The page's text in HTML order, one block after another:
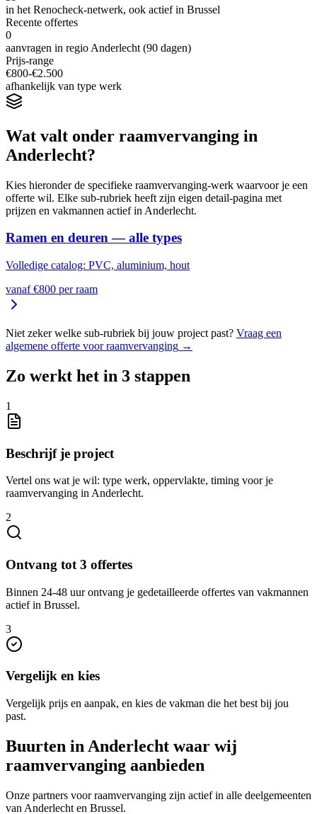
in het Renocheck-netwerk, ook actief in Brussel
Recente offertes
0
aanvragen in regio Anderlecht (90 dagen)
Prijs-range
€800-€2.500
afhankelijk van type werk
Wat valt onder raamvervanging in
Anderlecht?
Kies hieronder de specifieke raamvervanging-werk waarvoor je een
offerte wil. Elke sub-rubriek heeft zijn eigen detail-pagina met
prijzen en vakmannen actief in Anderlecht.
Ramen en deuren — alle types
Volledige catalog: PVC, aluminium, hout
vanaf €800 perraam
Niet zeker welke sub-rubriek bij jouw project past? Vraag een
algemene offerte voorraamvervanging →
Zo werkt het in 3 stappen
1
Beschrijf je project
Vertel ons wat je wil: type werk, oppervlakte, timing voor je
raamvervanging in Anderlecht.
2
Ontvang tot 3 offertes
Binnen 24-48 uur ontvang je gedetailleerde offertes van vakmannen
actief in Brussel.
3
Vergelijk en kies
Vergelijk prijs en aanpak, en kies de vakman die het best bij jou
past.
Buurten in Anderlecht waar wij
raamvervanging aanbieden
Onze partners voorraamvervanging zijn actief in alle deelgemeenten
van Anderlecht en Brussel.